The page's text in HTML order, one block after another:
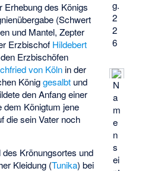
g.
2
2
6
N
a
m
e
n
s
ei
des Königs
(Schwert
und Mantel, Zepter
Erzbischof Hildebert
Erzbischöfen
von Köln in der
Königgesalbt und
den Anfang einer
dem Königtum jene
die sein Vater noch
Krönungsortes und
Kleidung (Tunika) bei